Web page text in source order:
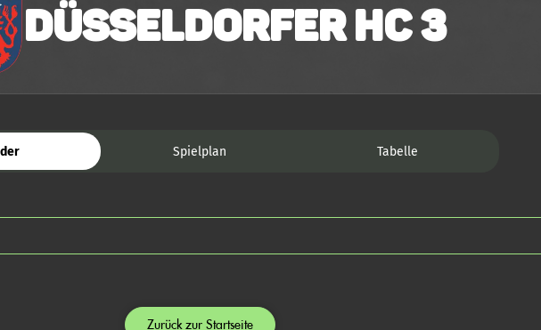
Düsseldorfer HC 3
Spielplan Tabelle
Zurück zur Startseite